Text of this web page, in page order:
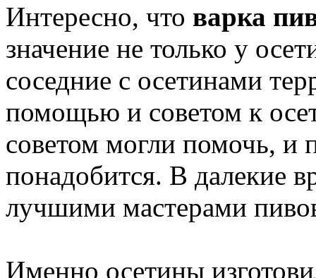
Интересно, что варка
значение не только у
соседние с осетинами
помощью и советом к
советом могли помочь, и
понадобится. В далекие
лучшими мастерами
Именно осетины